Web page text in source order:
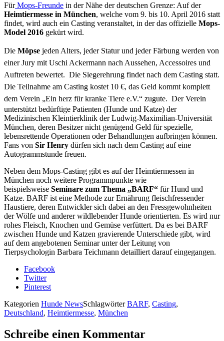
FürMops-Freunde in der Nähe der deutschen Grenze: Auf der
Heimtiermesse in München, welche vom 9. bis 10. April 2016 statt
findet, wird auch ein Casting veranstaltet, in der das offizielle Mops-
Model 2016 gekürt wird.
Die Möpse jeden Alters, jeder Statur und jeder Färbung werden von
einer Jury mit Uschi Ackermann nach Aussehen, Accessoires und
Auftreten bewertet. Die Siegerehrung findet nach dem Casting statt.
Die Teilnahme am Casting kostet 10 €, das Geld kommt komplett
dem Verein „Ein herz für kranke Tiere e.V.“ zugute. Der Verein
unterstützt bedürftige Patienten (Hunde und Katze) der
Medizinischen Kleintierklinik der Ludwig-Maximilian-Universität
München, deren Besitzer nicht genügend Geld für spezielle,
lebensrettende Operationen oder Behandlungen aufbringen können.
Fans von Sir Henry dürfen sich nach dem Casting auf eine
Autogrammstunde freuen.
Neben dem Mops-Casting gibt es auf der Heimtiermessen in
München noch weitere Programmpunkte wie
beispielsweise Seminare zum Thema „BARF“ für Hund und
Katze. BARF ist eine Methode zur Ernährung fleischfressender
Haustiere, deren Entwickler sich dabei an den Fressgewohnheiten
der Wölfe und anderer wildlebender Hunde orientierten. Es wird nur
rohes Fleisch, Knochen und Gemüse verfüttert. Da es bei BARF
zwischen Hunde und Katzen gravierende Unterschiede gibt, wird
auf dem angebotenen Seminar unter der Leitung von
Tierpsychologin Barbara Teichmann detailliert darauf eingegangen.
Facebook
Twitter
Pinterest
Kategorien Hunde NewsSchlagwörterBARF, Casting,
Deutschland, Heimtiermesse, München
Schreibe einen Kommentar